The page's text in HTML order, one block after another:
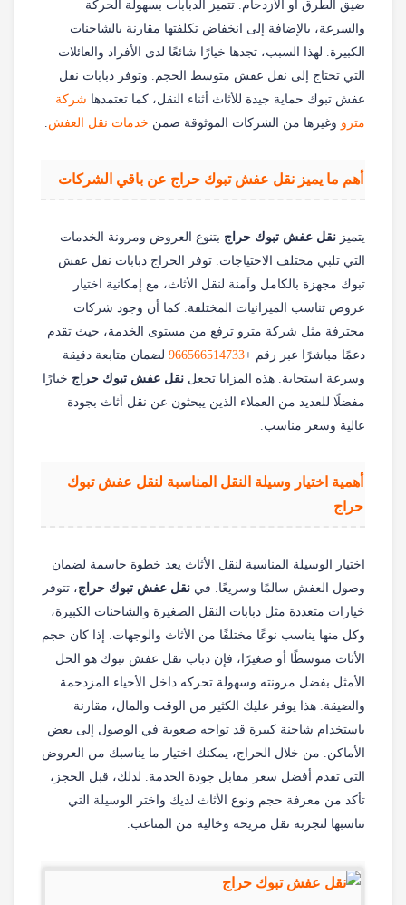
ضيق الطرق أو الازدحام. تتميز الدبابات بسهولة الحركة
والسرعة، بالإضافة إلى انخفاض تكلفتها مقارنة بالشاحنات
الكبيرة. لهذا السبب، تجدها خيارًا شائعًا لدى الأفراد والعائلات
التي تحتاج إلى نقل عفش متوسط الحجم. وتوفر دبابات نقل
عفش تبوك حماية جيدة للأثاث أثناء النقل، كما تعتمدها شركة
مترو وغيرها من الشركات الموثوقة ضمن خدمات نقل العفش
أهم ما يميز نقل عفش تبوك حراج عن باقي الشركات
يتميز نقل عفش تبوك حراج بتنوع العروض ومرونة الخدمات
التي تلبي مختلف الاحتياجات. توفر الحراج دبابات نقل عفش
تبوك مجهزة بالكامل وآمنة لنقل الأثاث، مع إمكانية اختيار
عروض تناسب الميزانيات المختلفة. كما أن وجود شركات
محترفة مثل شركة مترو ترفع من مستوى الخدمة، حيث تقدم
دعمًا مباشرًا عبر رقم +966566514733‎‏ لضمان متابعة دقيقة
وسرعة استجابة. هذه المزايا تجعل نقل عفش تبوك حراج خيارًا
مفضلًا للعديد من العملاء الذين يبحثون عن نقل أثاث بجودة
عالية وسعر مناسب.
أهمية اختيار وسيلة النقل المناسبة لنقل عفش تبوك
حراج
اختيار الوسيلة المناسبة لنقل الأثاث يعد خطوة حاسمة لضمان
وصول العفش سالمًا وسريعًا. في نقل عفش تبوك حراج، تتوفر
خيارات متعددة مثل دبابات النقل الصغيرة والشاحنات الكبيرة،
وكل منها يناسب نوعًا مختلفًا من الأثاث والوجهات. إذا كان حجم
الأثاث متوسطًا أو صغيرًا، فإن دباب نقل عفش تبوك هو الحل
الأمثل بفضل مرونته وسهولة تحركه داخل الأحياء المزدحمة
والضيقة. هذا يوفر عليك الكثير من الوقت والمال، مقارنة
باستخدام شاحنة كبيرة قد تواجه صعوبة في الوصول إلى بعض
الأماكن. من خلال الحراج، يمكنك اختيار ما يناسبك من العروض
التي تقدم أفضل سعر مقابل جودة الخدمة. لذلك، قبل الحجز،
تأكد من معرفة حجم ونوع الأثاث لديك واختر الوسيلة التي
تناسبها لتجربة نقل مريحة وخالية من المتاعب.